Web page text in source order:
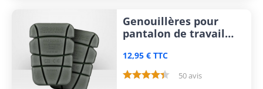
Genouillères pour
pantalon de travail
12,95 € TTC
50 avis